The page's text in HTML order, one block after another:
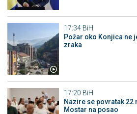
17:34 BiH
Požar oko Konjica ne
zraka
17:20 BiH
Nazire se povratak
Mostar na posao